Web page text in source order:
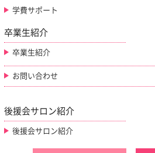
学費サポート
卒業生紹介
卒業生紹介
お問い合わせ
後援会サロン紹介
後援会サロン紹介